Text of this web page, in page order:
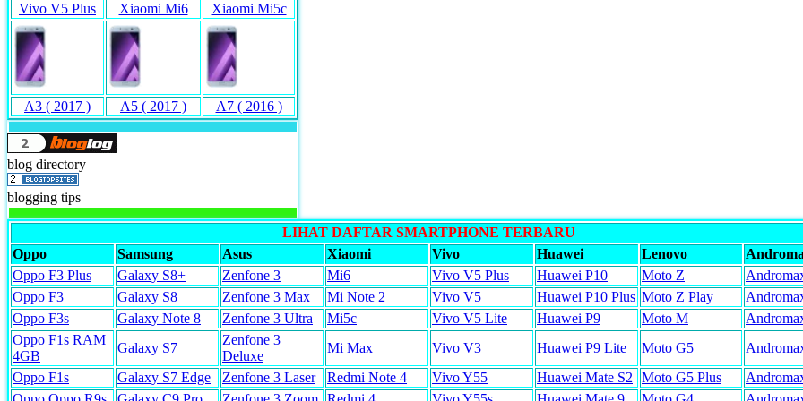
Vivo V5 Plus Xiaomi Mi6 Xiaomi Mi5c
A3 ( 2017 ) A5 ( 2017 ) A7 ( 2016 )
blog directory
blogging tips
LIHAT DAFTAR SMARTPHONE TERBARU
Oppo
Samsung Asus Xiaomi Vivo Huawei Lenovo
Oppo F3 Plus
Galaxy S8+ Zenfone 3 Mi6 Vivo V5 Plus Huawei P10 Moto Z
Oppo F3
Galaxy S8 Zenfone 3 Max Mi Note 2 Vivo V5 Huawei P10 Plus Moto Z Play
Oppo F3s
Galaxy Note 8 Zenfone 3 Ultra Mi5c Vivo V5 Lite Huawei P9 Moto M
Oppo F1s RAM
4GB
Galaxy S7
Zenfone 3
Deluxe
Mi Max Vivo V3 Huawei P9 Lite Moto G5
Oppo F1s
Galaxy S7 Edge Zenfone 3 Laser Redmi Note 4 Vivo Y55 Huawei Mate S2 Moto G5 Plus